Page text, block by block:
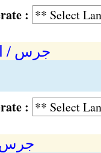
:
جرس /
:
جرس